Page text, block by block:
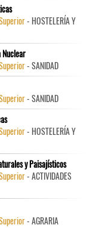
- HOSTELERÍA Y
Nuclear
- SANIDAD
- SANIDAD
- HOSTELERÍA Y
y Paisajísticos
- ACTIVIDADES
- AGRARIA